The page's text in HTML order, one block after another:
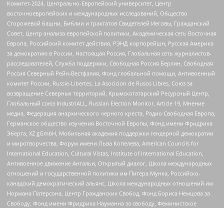
Комитет-2024, Центрально-Европейский университет, Центр
восточноевропейских и международных исследований, Общество
Сторожевой башни, Библии и трактатов Свидетелей Иеговы, Гражданский
Совет, Центр анализа европейской политики, Академическая сеть Восточная
Европа, Российский комитет действия, РЭНД корпорейшн, Русская Америка
за демократию в России, Настоящая Россия, Глобальная сеть журналистов-
расследователей, Служба поддержки, Свободная Россия Берлин, Свободная
Россия Северный Рейн-Вестфалия, Фонд глобальной помощи, Антивоенный
комитет России, Russie-Libertes, La Asocicion de Rusos Libres, Союз за
возвращение Северных территорий, Крымскотатарский Ресурсный Центр,
Глобальный союз IndustriALL, Russian Election Monitor, Article 19, Мнение
медиа, Федерация анархического черного креста, Радио Свободная Европа,
Германское общество изучения Восточной Европы, Фонд имени Фридриха
Эберта, XZ gGmbH, Мобильная академия поддержки гендерной демократии
и миротворчества, Форум имени Льва Копелева, American Councils for
International Education, Cultural Vistas, Institute of International Education,
Антивоенное движение Антальи, Открытый диалог, Школа международных
отношений и государственной политики им Питера Мунка, Российско-
канадский демократический альянс, Школа международных отношений им
Нормана Патерсона, Центр Гражданских Свобод, Фонд Бориса Немцова за
Свободу, Фонд имени Фридриха Науманна за свободу, Феминистское